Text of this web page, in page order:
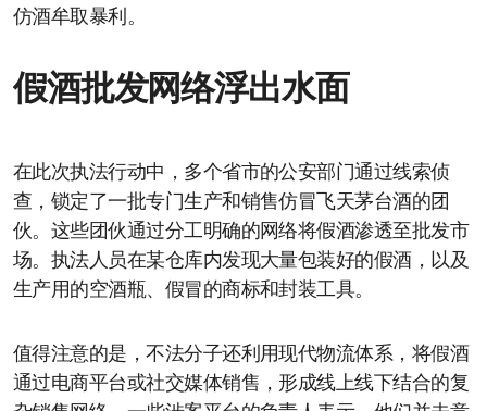
仿酒牟取暴利。
假酒批发网络浮出水面
在此次执法行动中，多个省市的公安部门通过线索侦
查，锁定了一批专门生产和销售仿冒飞天茅台酒的团
伙。这些团伙通过分工明确的网络将假酒渗透至批发市
场。执法人员在某仓库内发现大量包装好的假酒，以及
生产用的空酒瓶、假冒的商标和封装工具。
值得注意的是，不法分子还利用现代物流体系，将假酒
通过电商平台或社交媒体销售，形成线上线下结合的复